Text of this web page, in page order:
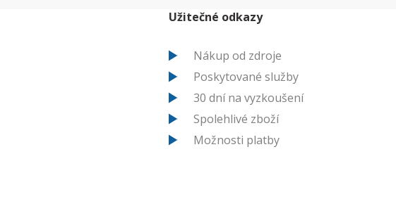
Užitečné odkazy
Nákup od zdroje
Poskytované služby
30 dní na vyzkoušení
Spolehlivé zboží
Možnosti platby